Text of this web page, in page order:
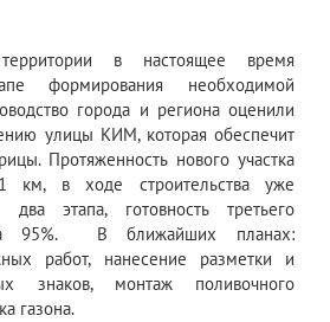
в настоящее время
формирования необходимой
города и региона оценили
улицы КИМ, которая обеспечит
Протяженность нового участка
км, в ходе строительства уже
этапа, готовность третьего
95%. В ближайших планах:
работ, нанесение разметки и
знаков, монтаж поливочного
газона.